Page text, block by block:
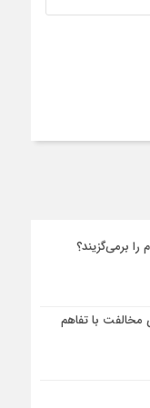
را برمی‌گزیند؟
مخالفت با تفاهم